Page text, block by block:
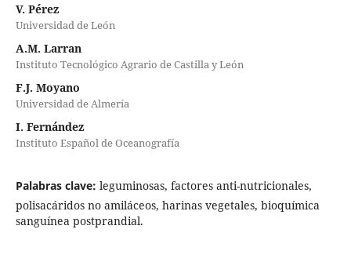
V. Pérez
Universidad de León
A.M. Larran
Instituto Tecnológico Agrario de Castilla y León
F.J. Moyano
Universidad de Almería
I. Fernández
Instituto Español de Oceanografía
Palabras clave: leguminosas, factores anti-nutricionales,
polisacáridos no amiláceos, harinas vegetales, bioquímica
sanguínea postprandial.